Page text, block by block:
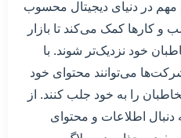
مهم در دنیای دیجیتال محسوب
کارها کمک می‌کند تا بازار
خود نزدیک‌تر شوند. با
می‌توانند محتوای خود
را به خود جلب کنند. از
دنبال اطلاعات و محتوای